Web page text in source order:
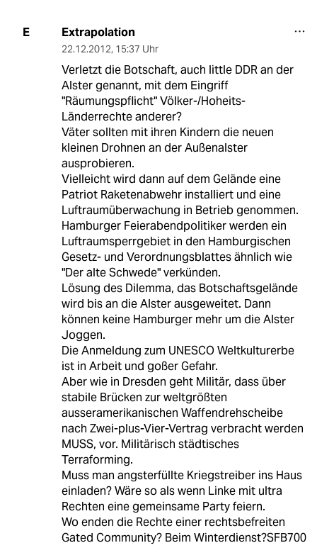
E Extrapolation
22.12.2012, 15:37 Uhr
Verletzt die Botschaft, auch little DDR an der
Alster genannt, mit dem Eingriff
"Räumungspflicht" Völker-/Hoheits-
Länderrechte anderer?
Väter sollten mit ihren Kindern die neuen
kleinen Drohnen an der Außenalster
ausprobieren.
Vielleicht wird dann auf dem Gelände eine
Patriot Raketenabwehr installiert und eine
Luftraumüberwachung in Betrieb genommen.
Hamburger Feierabendpolitiker werden ein
Luftraumsperrgebiet in den Hamburgischen
Gesetz- und Verordnungsblattes ähnlich wie
"Der alte Schwede" verkünden.
Lösung des Dilemma, das Botschaftsgelände
wird bis an die Alster ausgeweitet. Dann
können keine Hamburger mehr um die Alster
Joggen.
Die Anmeldung zum UNESCO Weltkulturerbe
ist in Arbeit und goßer Gefahr.
Aber wie in Dresden geht Militär, dass über
stabile Brücken zur weltgrößten
ausseramerikanischen Waffendrehscheibe
nach Zwei-plus-Vier-Vertrag verbracht werden
MUSS, vor. Militärisch städtisches
Terraforming.
Muss man angsterfüllte Kriegstreiber ins Haus
einladen? Wäre so als wenn Linke mit ultra
Rechten eine gemeinsame Party feiern.
Wo enden die Rechte einer rechtsbefreiten
Gated Community? Beim Winterdienst?SFB700